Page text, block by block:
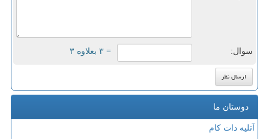
سوال: = ۳ بعلاوه ۳
دوستان ما
آتلیه دات کام